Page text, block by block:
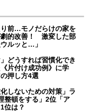
り前…モノだらけの家を
劇的改善！ 激変した部
ルッと…」
どうすれば習慣化でき
片付け成功例》に学
押し方4選
しないための対策」ラ
頓をする」2位「ア
位は？